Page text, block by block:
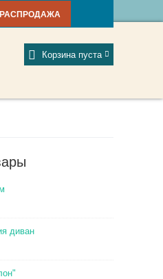
Мой профиль
Корзина пуста
РАСПРОДАЖА
диван